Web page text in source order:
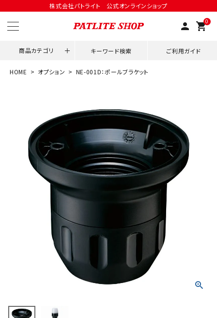
株式会社パトライト 公式オンラインショップ
person 0
shopping_cart
商品カテゴリ キーワード検索 ご利用ガイド
ACCOUNT MENU
ようこそ ゲスト 様
ログイン person 会員登録
用途別改善アイデア
ネットワーク対応
積層信号灯
HOME オプション NE-001D：ポールブラケット